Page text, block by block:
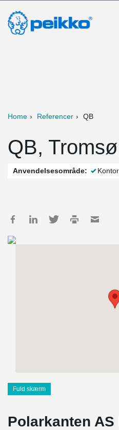
Home Referencer QB
QB,
Anvendelsesområde:
Fuld skærm
Polarkanten